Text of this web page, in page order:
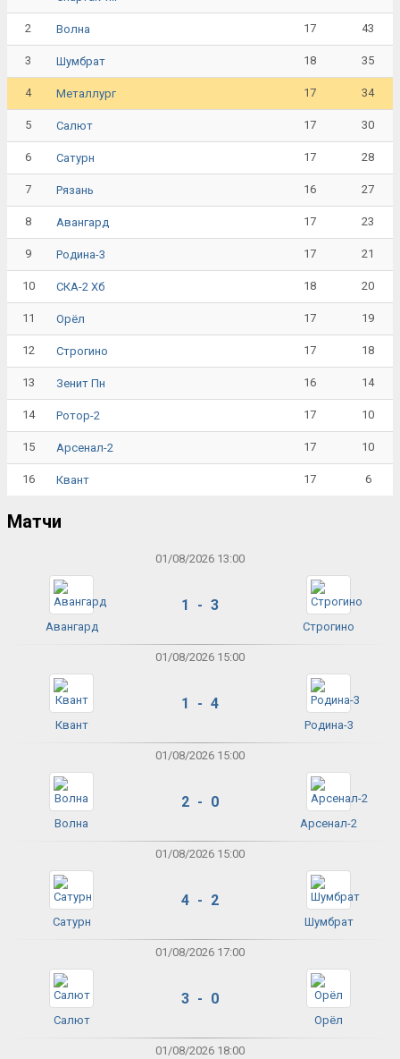
2 Волна 17 43
3 Шумбрат 18 35
4 Металлург 17 34
5 Салют 17 30
6 Сатурн 17 28
7 Рязань 16 27
8 Авангард 17 23
9 Родина-3 17 21
10 СКА-2 Хб 18 20
11 Орёл 17 19
12 Строгино 17 18
13 Зенит Пн 16 14
14 Ротор-2 17 10
15 Арсенал-2 17 10
16 Квант 17 6
Матчи
01/08/2026 13:00
Авангард
1 - 3
Строгино
01/08/2026 15:00
Квант
1 - 4
Родина-3
01/08/2026 15:00
Волна
2 - 0
Арсенал-2
01/08/2026 15:00
Сатурн
4 - 2
Шумбрат
01/08/2026 17:00
Салют
3 - 0
Орёл
01/08/2026 18:00